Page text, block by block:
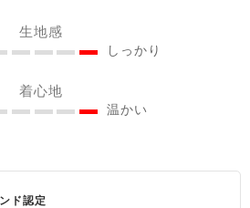
す #sisam ＃フェアトレード
ッション
生地感
しっかり
着心地
温かい
ド認定